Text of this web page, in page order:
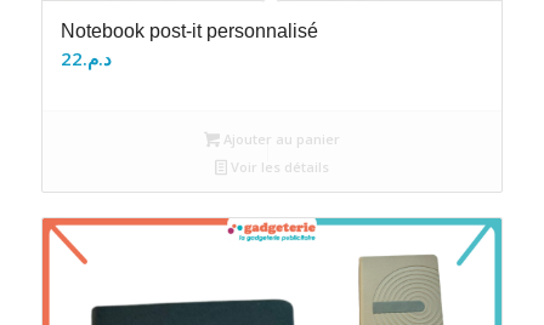
Notebook post-it personnalisé
د.م.22
Ajouter au panier
Voir les détails